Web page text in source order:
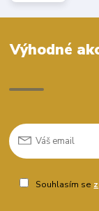
Výhodné
Souhlasím se